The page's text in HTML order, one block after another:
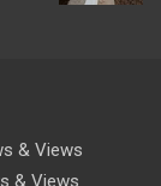
& Views
& Views